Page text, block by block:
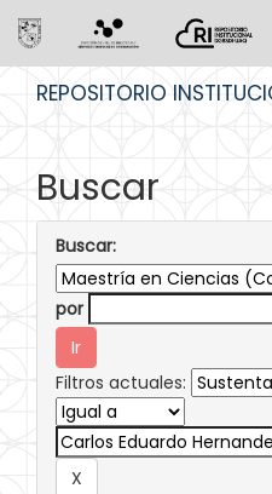
REPOSITORIO
Buscar
Buscar:
por
Filtros actuales: